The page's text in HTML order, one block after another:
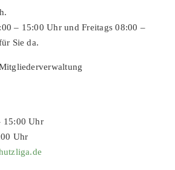
– 15:00 Uhr und Freitags 08:00 –
Sie da.
15:00 Uhr
Uhr